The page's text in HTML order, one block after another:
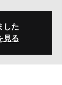
した
見る